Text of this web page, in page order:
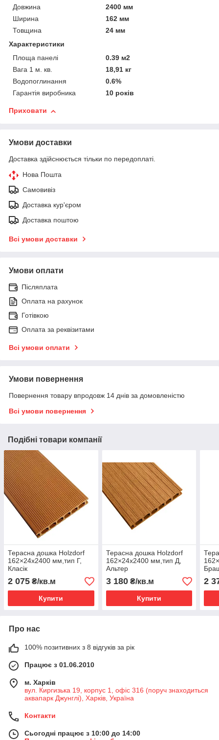
Довжина
2400 мм
Ширина
162 мм
Товщина
24 мм
Характеристики
Площа панелі
0.39 м2
Вага 1 м. кв.
18,91 кг
Водопоглинання
0.6%
Гарантія виробника
10 років
Приховати
Умови доставки
Доставка здійснюється тільки по передоплаті.
Нова Пошта
Самовивіз
Доставка кур'єром
Доставка поштою
Всі умови доставки
Умови оплати
Післяплата
Оплата на рахунок
Готівкою
Оплата за реквізитами
Всі умови оплати
Умови повернення
Повернення товару впродовж 14 днів за домовленістю
Всі умови повернення
Подібні товари компанії
Терасна дошка Holzdorf
162×24х2400 мм,тип Г,
Класік
2 075 ₴/кв.м
Купити
Терасна дошка Holzdorf
162×24х2400 мм,тип Д,
Альтер
3 180₴/кв.м
Купити
2
Про нас
100% позитивних з 8 відгуків за рік
Працює з 01.06.2010
м. Харків
вул. Киргизька 19, корпус 1, офіс 316 (поруч знаходиться
аквапарк Джунглі), Харків, Україна
Контакти
Сьогодні працює з 10:00 до 14:00